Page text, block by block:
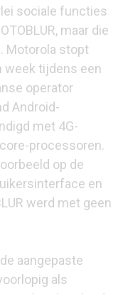
sociale functies
maar die
Motorola stopt
week tijdens een
operator
Android-
met 4G-
processoren.
op de
en
werd met geen
aangepaste
als